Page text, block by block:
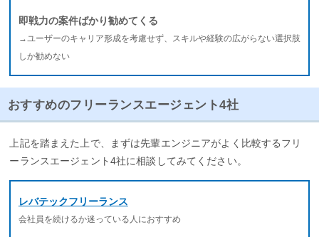
即戦力の案件ばかり勧めてくる
→ユーザーのキャリア形成を考慮せず、スキルや経験の広がらない選択肢
しか勧めない
おすすめのフリーランスエージェント4社
上記を踏まえた上で、まずは先輩エンジニアがよく比較するフリ
ーランスエージェント4社に相談してみてください。
レバテックフリーランス
会社員を続けるか迷っている人におすすめ